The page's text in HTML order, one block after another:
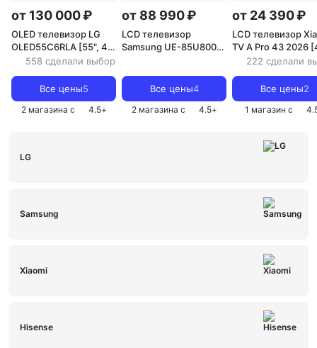
от 130 000 ₽
OLED телевизор LG
OLED55C6RLA [55", 4K
Ultra HD, 3840х2160,
558 сделали выбор
Все цены5
2 магазина с 4.5+
от 88 990 ₽
LCD телевизор
Samsung UE-85U8000
Все цены4
2 магазина с 4.5+
от 24 390 ₽
LCD телевизор
TV A Pro 43 2026
IPS, 4K Ultra HD,
Android TV]
222 сделали
Все цены2
1 магазин с
LG
Samsung
Xiaomi
Hisense